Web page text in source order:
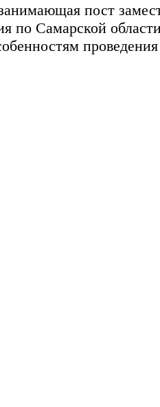
пост
по Самарской